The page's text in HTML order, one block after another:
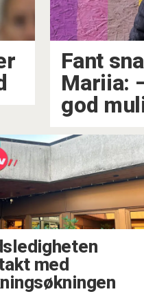
Fant
Mariia:
god
med